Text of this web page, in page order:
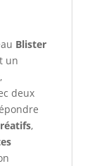
Blister
un
,
deux
,